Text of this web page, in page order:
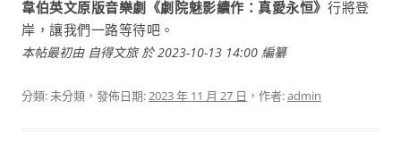
韋伯英文原版音樂劇《劇院魅影續作：真愛永恒》 行將登
岸，讓我們一路等待吧。
本帖最初由 自得文旅 於 2023-10-13 14:00 編纂
分類: 未分類，發佈日期:2023 年 11 月 27 日 ，作者:admin